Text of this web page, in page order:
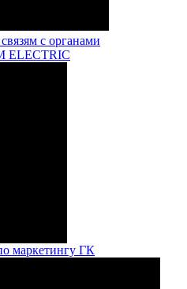
с органами
ELECTRIC
маркетингу ГК